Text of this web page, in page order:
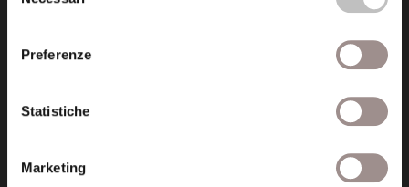
Preferenze
Statistiche
Marketing
Certificazioni